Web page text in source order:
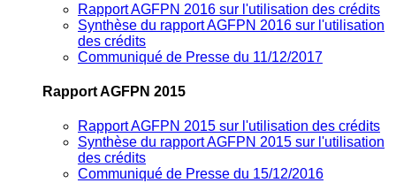
Rapport AGFPN 2016 sur l'utilisation des crédits
Synthèse du rapport AGFPN 2016 sur l'utilisation
des crédits
Communiqué de Presse du 11/12/2017
Rapport AGFPN 2015
Rapport AGFPN 2015 sur l'utilisation des crédits
Synthèse du rapport AGFPN 2015 sur l'utilisation
des crédits
Communiqué de Presse du 15/12/2016